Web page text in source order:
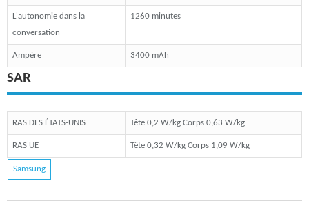
L'autonomie dans la
conversation
1260 minutes
Ampère 3400 mAh
SAR
RAS DES ÉTATS-UNIS Tête 0,2 W/kg Corps 0,63 W/kg
RAS UE Tête 0,32 W/kg Corps 1,09 W/kg
Samsung